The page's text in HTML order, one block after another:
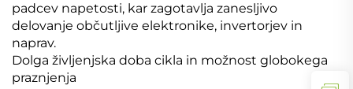
padcev napetosti, kar zagotavlja zanesljivo
delovanje občutljive elektronike, invertorjev in
naprav.
Dolga življenjska doba cikla in možnost globokega
praznjenja